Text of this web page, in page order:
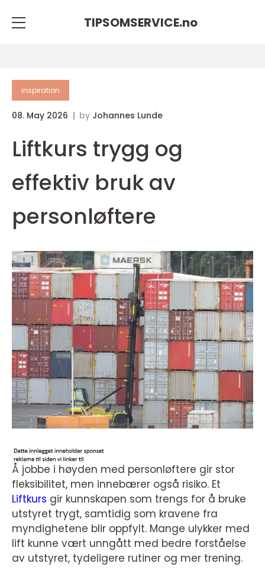
TIPSOMSERVICE.no
inspiration
08. May 2026 by Johannes Lunde
Liftkurs trygg og
effektiv bruk av
personløftere
Å jobbe i høyden med personløftere gir stor
fleksibilitet, men innebærer også risiko. Et
Liftkurs gir kunnskapen som trengs for å bruke
utstyret trygt, samtidig som kravene fra
myndighetene blir oppfylt. Mange ulykker med
lift kunne vært unngått med bedre forståelse
av utstyret, tydeligere rutiner og mer trening.